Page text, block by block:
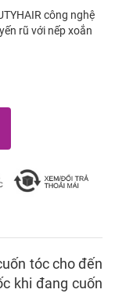
công nghệ
rũ với nếp xoắn
tóc cho đến
khi đang cuốn